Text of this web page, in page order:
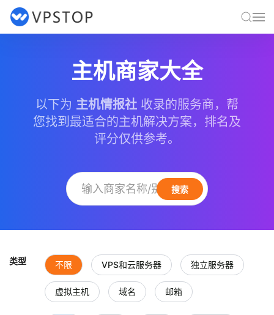
主机商家大全
以下为 主机情报社收录的服务商，帮
您找到最适合的主机解决方案，排名及
评分仅供参考。
搜索
类型 不限 VPS和云服务器 独立服务器
虚拟主机 域名 邮箱